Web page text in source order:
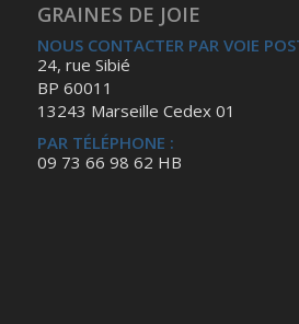
GRAINES DE JOIE
NOUS CONTACTER PAR VOIE
24, rue Sibié
BP 60011
13243 Marseille Cedex 01
PAR TÉLÉPHONE :
09 73 66 98 62 HB